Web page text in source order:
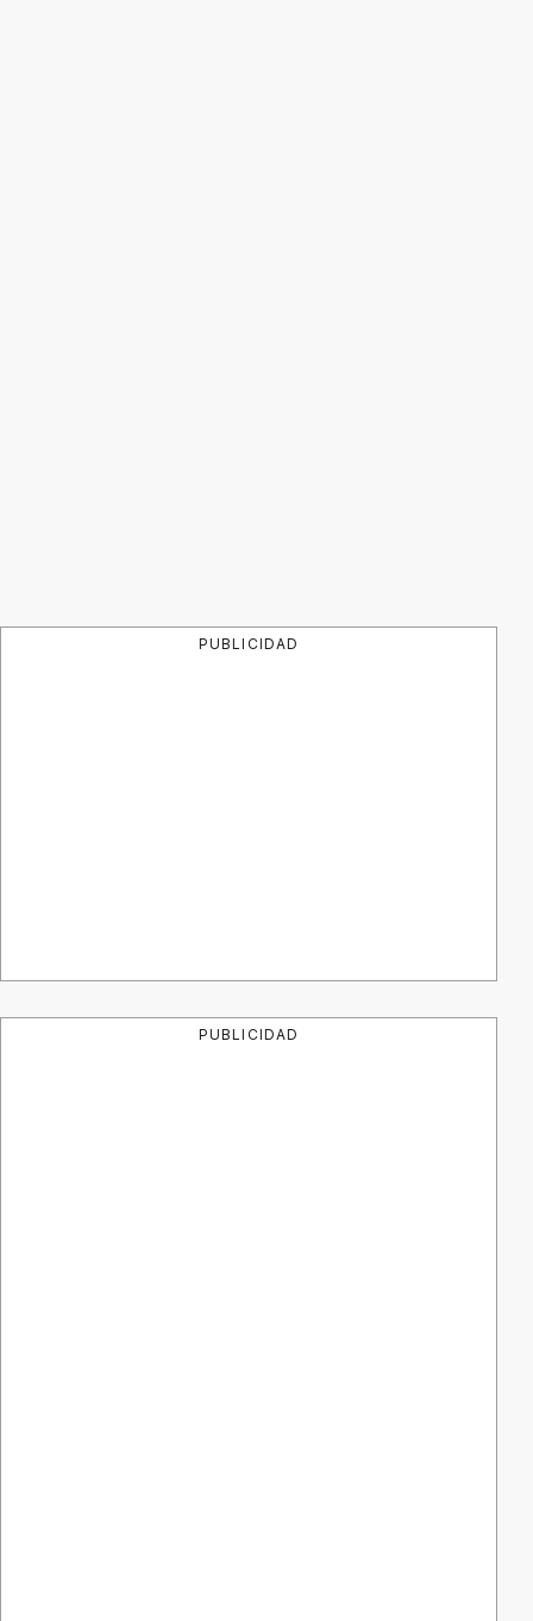
PUBLICIDAD
PUBLICIDAD